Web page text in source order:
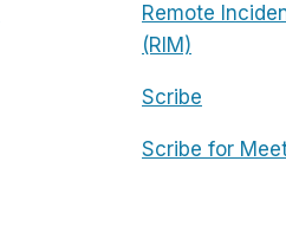
Remote
(RIM)
Scribe
Scribe for